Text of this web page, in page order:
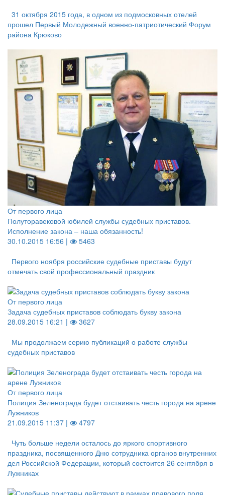
31 октября 2015 года, в одном из подмосковных отелей
прошел Первый Молодежный военно-патриотический Форум
района Крюково
От первого лица
Полуторавековой юбилей службы судебных приставов.
Исполнение закона – наша обязанность!
30.10.2015 16:56 |
5463
Первого ноября российские судебные приставы будут
отмечать свой профессиональный праздник
От первого лица
Задача судебных приставов соблюдать букву закона
28.09.2015 16:21 |
3627
Мы продолжаем серию публикаций о работе службы
судебных приставов
От первого лица
Полиция Зеленограда будет отстаивать честь города на арене
Лужников
21.09.2015 11:37 |
4797
Чуть больше недели осталось до яркого спортивного
праздника, посвященного Дню сотрудника органов внутренних
дел Российской Федерации, который состоится 26 сентября в
Лужниках